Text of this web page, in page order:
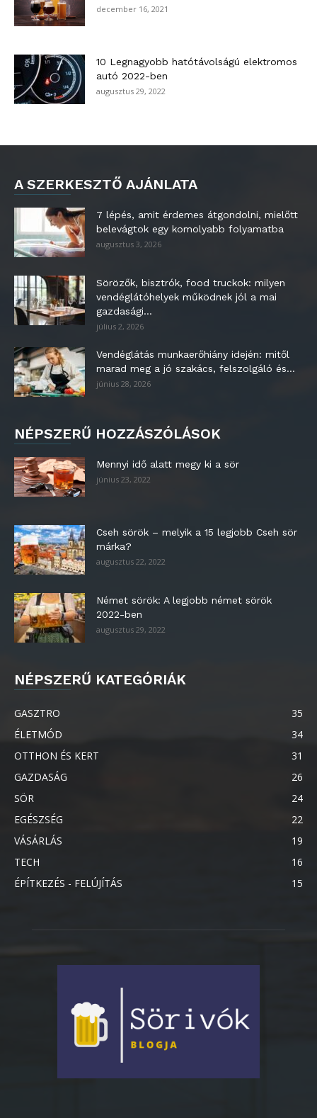
december 16, 2021
10 Legnagyobb hatótávolságú elektromos
autó 2022-ben
augusztus 29, 2022
A SZERKESZTŐ AJÁNLATA
7 lépés, amit érdemes átgondolni, mielőtt
belevágtok egy komolyabb folyamatba
augusztus 3, 2026
Sörözők, bisztrók, food truckok: milyen
vendéglátóhelyek működnek jól a mai
gazdasági...
július 2, 2026
Vendéglátás munkaerőhiány idején: mitől
marad meg a jó szakács, felszolgáló és...
június 28, 2026
NÉPSZERŰ HOZZÁSZÓLÁSOK
Mennyi idő alatt megy ki a sör
június 23, 2022
Cseh sörök – melyik a 15 legjobb Cseh sör
márka?
augusztus 22, 2022
Német sörök: A legjobb német sörök
2022-ben
augusztus 29, 2022
NÉPSZERŰ KATEGÓRIÁK
GASZTRO
35
ÉLETMÓD
34
OTTHON ÉS KERT
31
GAZDASÁG
26
SÖR
24
EGÉSZSÉG
22
VÁSÁRLÁS
19
TECH
16
ÉPÍTKEZÉS - FELÚJÍTÁS
15